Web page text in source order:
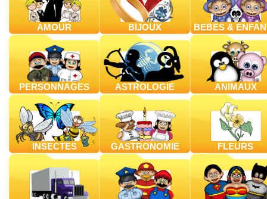
AMOUR BIJOUX BEBES &
PERSONNAGES ASTROLOGIE ANIMAUX
INSECTES GASTRONOMIE FLEURS